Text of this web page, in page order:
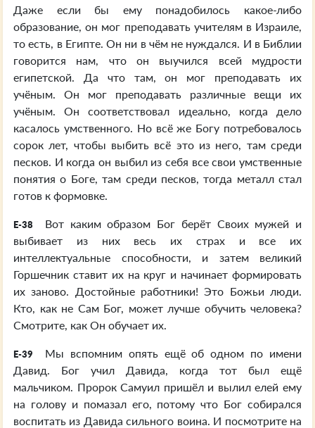
Даже если бы ему понадобилось какое-либо
образование, он мог преподавать учителям в Израиле,
то есть, в Египте. Он ни в чём не нуждался. И в Библии
говорится нам, что он выучился всей мудрости
египетской. Да что там, он мог преподавать их
учёным. Он мог преподавать различные вещи их
учёным. Он соответствовал идеально, когда дело
касалось умственного. Но всё же Богу потребовалось
сорок лет, чтобы выбить всё это из него, там среди
песков. И когда он выбил из себя все свои умственные
понятия о Боге, там среди песков, тогда металл стал
готов к формовке.
E-38
Вот каким образом Бог берёт Своих мужей и
выбивает из них весь их страх и все их
интеллектуальные способности, и затем великий
Горшечник ставит их на круг и начинает формировать
их заново. Достойные работники! Это Божьи люди.
Кто, как не Сам Бог, может лучше обучить человека?
Смотрите, как Он обучает их.
E-39
Мы вспомним опять ещё об одном по имени
Давид. Бог учил Давида, когда тот был ещё
мальчиком. Пророк Самуил пришёл и вылил елей ему
на голову и помазал его, потому что Бог собирался
воспитать из Давида сильного воина. И посмотрите на